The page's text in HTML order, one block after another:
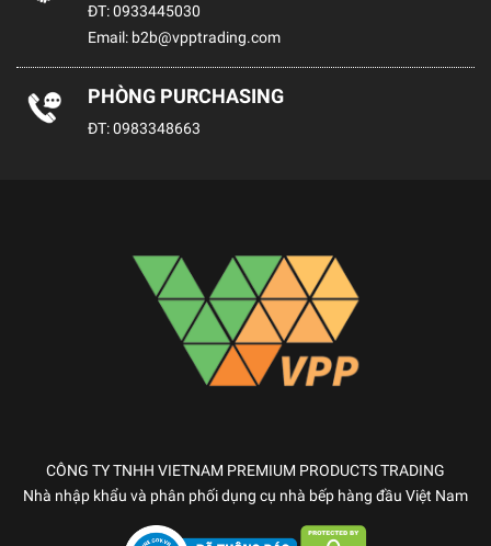
ĐT:0933445030
Email: b2b@vpptrading.com
PHÒNG PURCHASING
ĐT:0983348663
CÔNG TY TNHH VIETNAM PREMIUM PRODUCTS TRADING
Nhà nhập khẩu và phân phối dụng cụ nhà bếp hàng đầu Việt Nam